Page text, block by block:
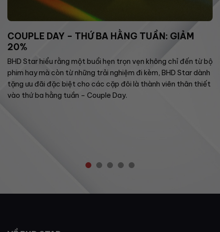
COUPLE DAY – THỨ BA HẰNG TUẦN: GIẢM
20%
BHD Star hiểu rằng một buổi hẹn trọn vẹn không chỉ đến từ bộ
phim hay mà còn từ những trải nghiệm đi kèm, BHD Star dành
tặng ưu đãi đặc biệt cho các cặp đôi là thành viên thân thiết
vào thứ ba hằng tuần – Couple Day.